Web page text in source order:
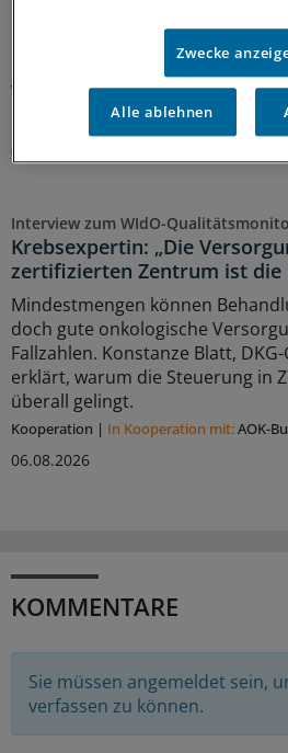
komplexe Tumoroperationen
Krankenhaus aus. Damit
Versorgung auf weniger Kliniken.
In Kooperation mit: AOK-
06.08.2026
Interview zum WIdO-
Krebsexpertin: „Die
zertifizierten Zentrum ist die
Mindestmengen können
doch gute onkologische
Fallzahlen. Konstanze Blatt,
erklärt, warum die Steuerung in
überall gelingt.
Kooperation | In Kooperation mit:AOK-
06.08.2026
KOMMENTARE
Sie müssen angemeldet sein,
verfassen zu können.
Zwecke
Alle ablehnen